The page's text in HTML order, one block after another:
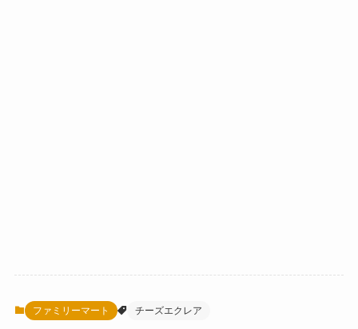
ファミリーマート チーズエクレア